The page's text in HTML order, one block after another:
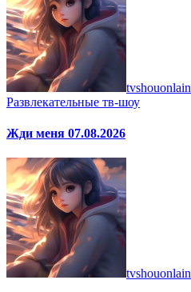
tvshouonlain
Развлекательные тв-шоу
Жди меня 07.08.2026
tvshouonlain